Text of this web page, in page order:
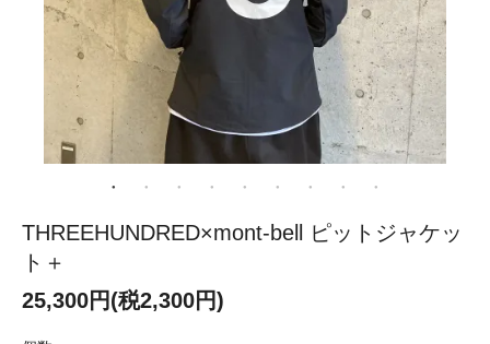
THREEHUNDRED×mont-bell ピットジャケッ
ト＋
25,300円(税2,300円)